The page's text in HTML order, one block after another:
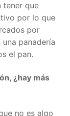
tener que
por lo que
por
panadería
el pan.
¿hay más
no es algo